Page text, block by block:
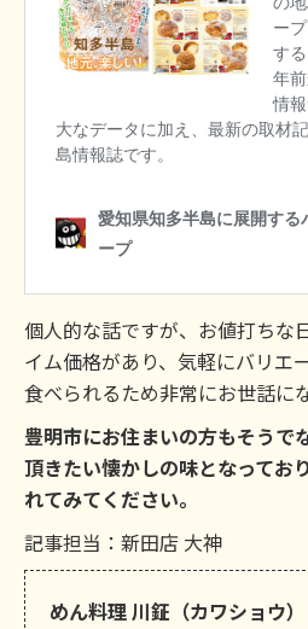
個人的な話ですが、お値打ちな
イム価格があり、気軽にバリエ
食べられるため非常にお世話に
豊明市にお住まいの方もそうで
頂きたい懐かしの味となってお
れてみてください。
記事担当：新田店 大神
めん料理 川鉦（カワショウ）